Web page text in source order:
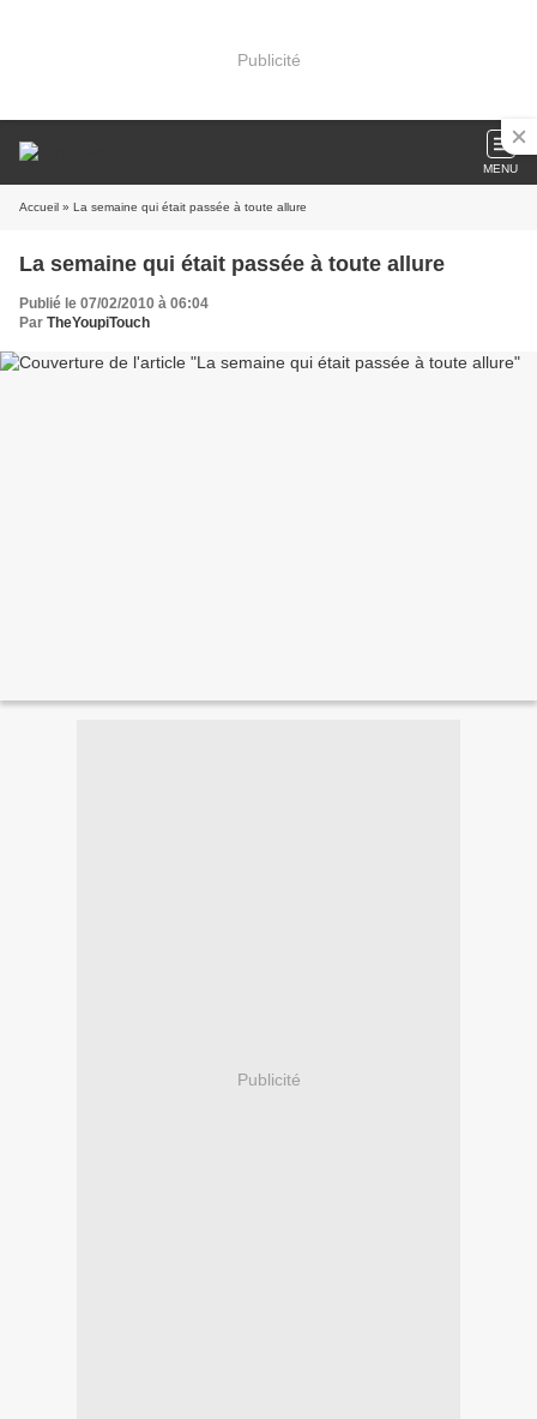
Publicité
MENU
Accueil » La semaine qui était passée à toute allure
La semaine qui était passée à toute allure
Publié le 07/02/2010 à 06:04
Par TheYoupiTouch
Publicité